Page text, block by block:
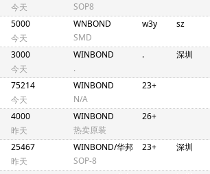
今天
SOP8
5000
今天
WNBOND
SMD
w3y sz
3000
今天
WINBOND
.
. 深圳
75214
今天
WINBOND
N/A
23+
4000
昨天
WINBOND
热卖原装
26+
25467
昨天
WINBOND/华邦
SOP-8
23+ 深圳